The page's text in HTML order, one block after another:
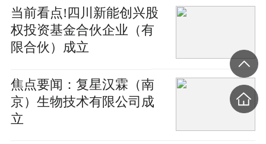
当前看点!四川新能创兴股
权投资基金合伙企业（有
限合伙）成立
焦点要闻：复星汉霖（南
京）生物技术有限公司成
立